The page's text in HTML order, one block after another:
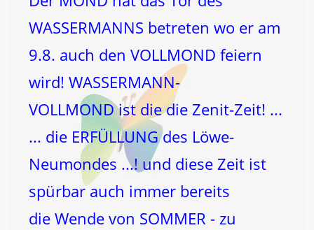
WASSERMANNS betreten wo er am
9.8. auch den VOLLMOND feiern
wird! WASSERMANN-
VOLLMOND ist die die Zenit-Zeit! ...
... die ERFÜLLUNG des Löwe-
Neumondes ...! und diese Zeit ist
spürbar auch immer bereits
die Wende von SOMMER - zu